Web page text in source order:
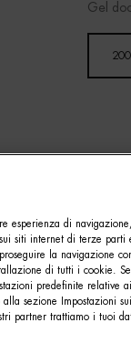
Gel
200
esperienza di
siti internet di terze
la navigazione
di tutti i cookie.
predefinite relative
sezione Impostazioni
partner trattiamo i tuoi